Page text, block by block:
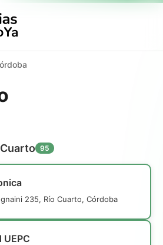
95
235, Río Cuarto, Córdoba